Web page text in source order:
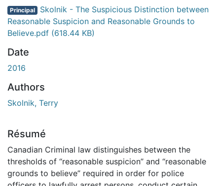
Principal Skolnik - The Suspicious Distinction between
Reasonable Suspicion and Reasonable Grounds to
Believe.pdf (618.44 KB)
Date
2016
Authors
Skolnik, Terry
Résumé
Canadian Criminal law distinguishes between the
thresholds of “reasonable suspicion” and “reasonable
grounds to believe” required in order for police